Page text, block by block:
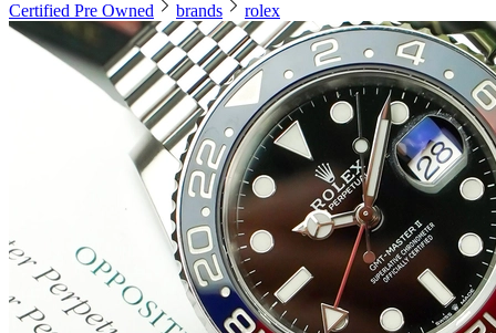
Certified Pre Owned brands rolex